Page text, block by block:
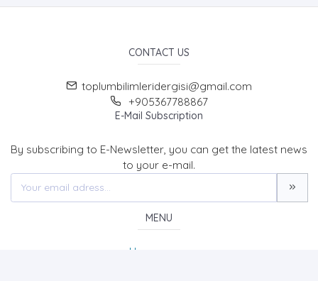
CONTACT US
toplumbilimleridergisi@gmail.com
+905367788867
E-Mail Subscription
By subscribing to E-Newsletter, you can get the latest news
to your e-mail.
MENU
Home page